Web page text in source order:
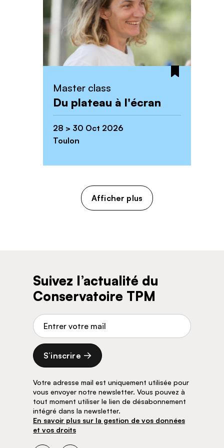
Du plateau à l'écran
Master class
28 > 30 Oct 2026
Toulon
Afficher plus
Suivez l’actualité du
Conservatoire TPM
Adresse de courriel
S’inscrire
Votre adresse mail est uniquement utilisée pour
vous envoyer notre newsletter. Vous pouvez à
tout moment utiliser le lien de désabonnement
intégré dans la newsletter.
En savoir plus sur la gestion de vos données
et vos droits